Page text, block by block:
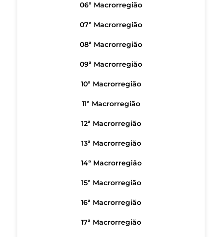
06ª Macrorregião
07ª Macrorregião
08ª Macrorregião
09ª Macrorregião
10ª Macrorregião
11ª Macrorregião
12ª Macrorregião
13ª Macrorregião
14ª Macrorregião
15ª Macrorregião
16ª Macrorregião
17ª Macrorregião